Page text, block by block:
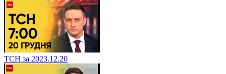
ТСН за 2023.12.20